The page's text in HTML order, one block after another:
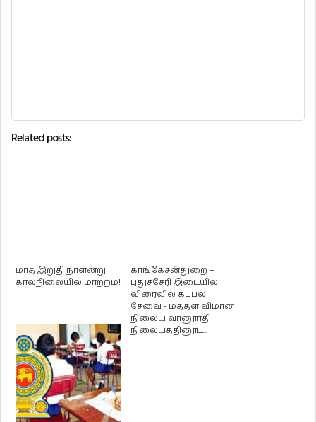
Related posts:
மாத இறுதி நாளன்று
காலநிலையில் மாற்றம்!
காங்கேசன்துறை –
புதுச்சேரி இடையில்
விரைவில் கப்பல்
சேவை - மத்தள விமான
நிலைய வானூர்தி
நிலையத்தினூட...